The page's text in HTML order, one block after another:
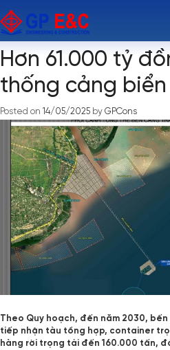
Thẻ:cảng
Hơn 61.000 tỷ
thống cảng biển
Posted on 14/05/2025 by GPCons
Theo Quy hoạch, đến năm 2030,
tiếp nhận tàu tổng hợp, container
hàng rời trọng tải đến 160.000 tấn,